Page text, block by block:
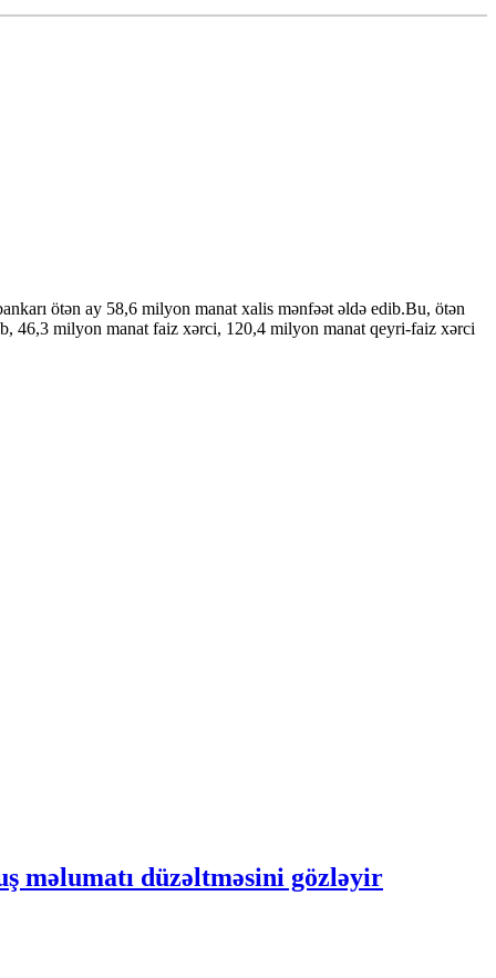
ötən ay 58,6 milyon manat xalis mənfəət əldə edib.Bu, ötən
46,3 milyon manat faiz xərci, 120,4 milyon manat qeyri-faiz xərci
məlumatı düzəltməsini gözləyir